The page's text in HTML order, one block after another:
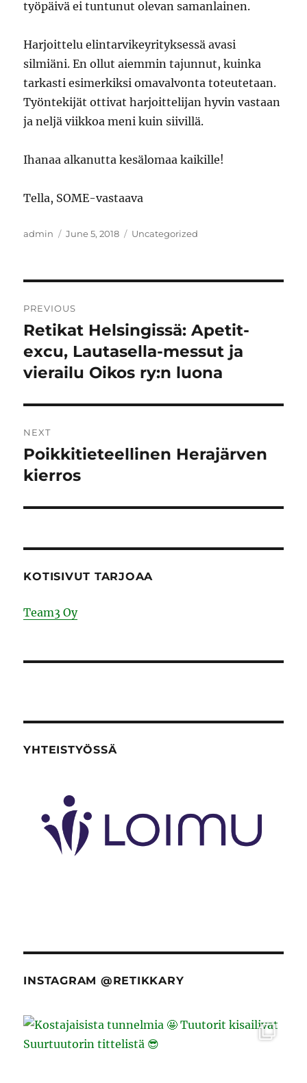
työpäivä ei tuntunut olevan samanlainen.
Harjoittelu elintarvikeyrityksessä avasi
silmiäni. En ollut aiemmin tajunnut, kuinka
tarkasti esimerkiksi omavalvonta toteutetaan.
Työntekijät ottivat harjoittelijan hyvin vastaan
ja neljä viikkoa meni kuin siivillä.
Ihanaa alkanutta kesälomaa kaikille!
Tella, SOME-vastaava
Author
admin
Posted
June 5, 2018 Categories
Uncategorized
navigation
PREVIOUS
Previous
post:
Retikat Helsingissä: Apetit-
excu, Lautasella-messut ja
vierailu Oikos ry:n luona
NEXT
Next
post:
Poikkitieteellinen Herajärven
kierros
KOTISIVUT TARJOAA
Team3 Oy
YHTEISTYÖSSÄ
INSTAGRAM @RETIKKARY